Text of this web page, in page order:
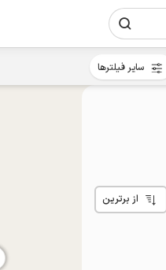
از برترین
سایر فیلترها